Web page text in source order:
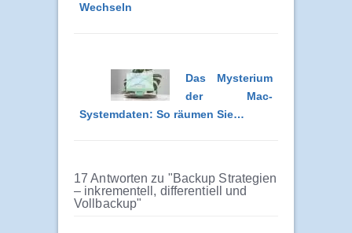
Wechseln
Das Mysterium
der Mac-
Systemdaten: So räumen Sie…
17 Antworten zu "Backup Strategien
– inkrementell, differentiell und
Vollbackup"